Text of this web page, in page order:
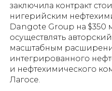
заключила контракт
нигерийским
Dangote Group на $350
осуществлять
масштабным
интегрированного
и нефтехимического
Лагосе.